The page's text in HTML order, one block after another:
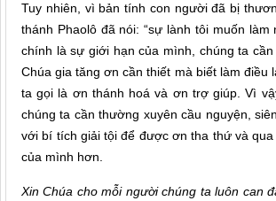
Tuy nhiên, vì bản tính con người đã bị
thánh Phaolô đã nói: “sự lành tôi muốn
chính là sự giới hạn của mình, chúng ta
Chúa gia tăng ơn cần thiết mà biết làm
ta gọi là ơn thánh hoá và ơn trợ giúp. Vì
chúng ta cần thường xuyên cầu nguyện,
với bí tích giải tội để được ơn tha thứ và
của mình hơn.
Xin Chúa cho mỗi người chúng ta luôn can